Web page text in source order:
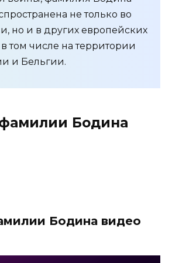
не только во
но и в других европейских
в том числе на территории
и Бельгии.
Бодина
Бодина видео